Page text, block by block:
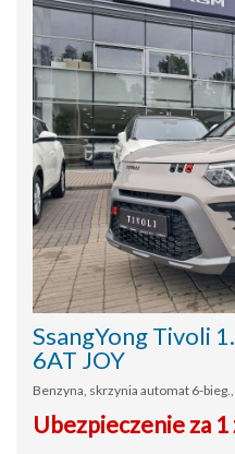
SsangYong Tivoli
6AT JOY
Benzyna, skrzynia automat 6-
Ubezpieczenie za